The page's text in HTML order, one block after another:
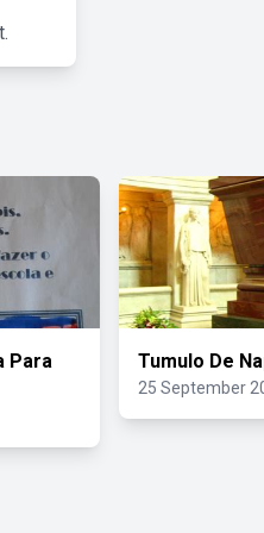
Para
Tumulo De
25 September